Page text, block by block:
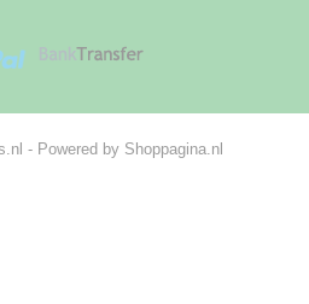
- Powered by Shoppagina.nl